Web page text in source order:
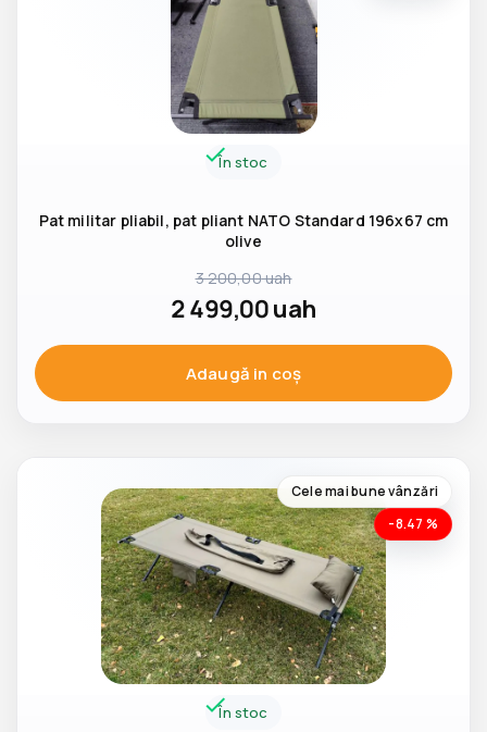
În stoc
Pat militar pliabil, pat pliant NATO Standard 196x67 cm
olive
3 200,00uah
2 499,00uah
Adaugă in coş
Cele mai bune vânzări
-8.47 %
În stoc